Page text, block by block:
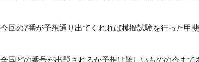
今回の7番が予想通り出てくれれば模擬試験を行った甲斐
全国どの番号が出題されるか予想は難しいものの今ま